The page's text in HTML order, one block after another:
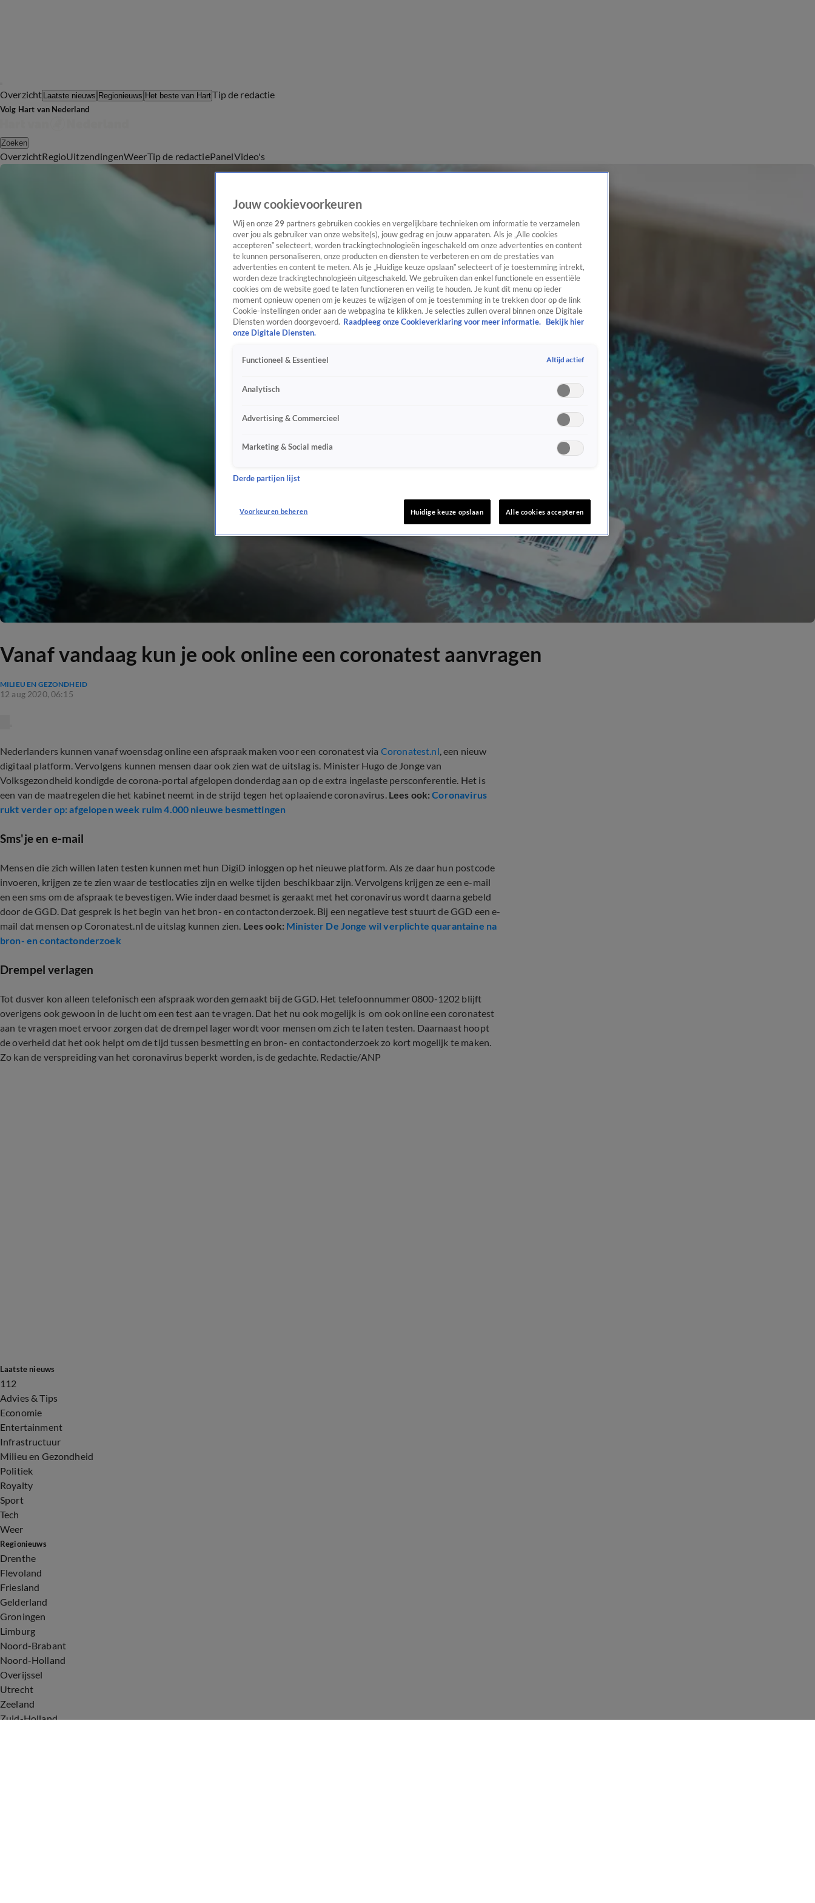
Overzicht Laatste nieuws Regionieuws Het beste van HartTip de redactie
Volg Hart van Nederland
Zoeken
OverzichtRegioUitzendingenWeerTip de redactiePanelVideo's
Vanaf vandaag kun je ook online een coronatest aanvragen
MILIEU EN GEZONDHEID
12 aug 2020, 06:15
Nederlanders kunnen vanaf woensdag online een afspraak maken voor een coronatest via Coronatest.nl, een nieuw
digitaal platform. Vervolgens kunnen mensen daar ook zien wat de uitslag is. Minister Hugo de Jonge van
Volksgezondheid kondigde de corona-portal afgelopen donderdag aan op de extra ingelaste persconferentie. Het is
een van de maatregelen die het kabinet neemt in de strijd tegen het oplaaiende coronavirus. Lees ook:Coronavirus
rukt verder op: afgelopen week ruim 4.000 nieuwe besmettingen
Sms'je en e-mail
Mensen die zich willen laten testen kunnen met hun DigiD inloggen op het nieuwe platform. Als ze daar hun postcode
invoeren, krijgen ze te zien waar de testlocaties zijn en welke tijden beschikbaar zijn. Vervolgens krijgen ze een e-mail
en een sms om de afspraak te bevestigen. Wie inderdaad besmet is geraakt met het coronavirus wordt daarna gebeld
door de GGD. Dat gesprek is het begin van het bron- en contactonderzoek. Bij een negatieve test stuurt de GGD een e-
mail dat mensen op Coronatest.nl de uitslag kunnen zien. Lees ook: Minister De Jonge wil verplichte quarantaine na
bron- en contactonderzoek
Drempel verlagen
Tot dusver kon alleen telefonisch een afspraak worden gemaakt bij de GGD. Het telefoonnummer 0800-1202 blijft
overigens ook gewoon in de lucht om een test aan te vragen. Dat het nu ook mogelijk is om ook online een coronatest
aan te vragen moet ervoor zorgen dat de drempel lager wordt voor mensen om zich te laten testen. Daarnaast hoopt
de overheid dat het ook helpt om de tijd tussen besmetting en bron- en contactonderzoek zo kort mogelijk te maken.
Zo kan de verspreiding van het coronavirus beperkt worden, is de gedachte. Redactie/ANP
Laatste nieuws
112
Advies & Tips
Economie
Entertainment
Infrastructuur
Milieu en Gezondheid
Politiek
Royalty
Sport
Tech
Weer
Regionieuws
Drenthe
Flevoland
Friesland
Gelderland
Groningen
Limburg
Noord-Brabant
Noord-Holland
Overijssel
Utrecht
Zeeland
Zuid-Holland
Jouw cookievoorkeuren
Wij en onze 29 partners gebruiken cookies en vergelijkbare technieken om informatie te verzamelen
over jou als gebruiker van onze website(s), jouw gedrag en jouw apparaten. Als je „Alle cookies
accepteren” selecteert, worden trackingtechnologieën ingeschakeld om onze advertenties en content
te kunnen personaliseren, onze producten en diensten te verbeteren en om de prestaties van
advertenties en content te meten. Als je „Huidige keuze opslaan” selecteert of je toestemming intrekt,
worden deze trackingtechnologieën uitgeschakeld. We gebruiken dan enkel functionele en essentiële
cookies om de website goed te laten functioneren en veilig te houden. Je kunt dit menu op ieder
moment opnieuw openen om je keuzes te wijzigen of om je toestemming in te trekken door op de link
Cookie-instellingen onder aan de webpagina te klikken. Je selecties zullen overal binnen onze Digitale
Diensten worden doorgevoerd. Raadpleeg onze Cookieverklaring voor meer informatie.
Bekijk hier
onze Digitale Diensten.
Functioneel & Essentieel Altijd actief
Analytisch
Advertising & Commercieel
Marketing & Social media
Derde partijen lijst
Voorkeuren beheren Huidige keuze opslaan Alle cookies accepteren